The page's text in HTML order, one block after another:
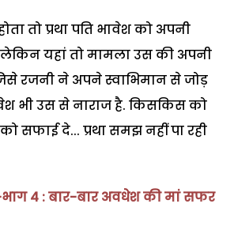
तो प्रथा पति भावेश को अपनी
यहां तो मामला उस की अपनी
रजनी ने अपने स्वाभिमान से जोड़
भी उस से नाराज है. किसकिस को
सफाई दे... प्रथा समझ नहीं पा रही
4 : बार-बार अवधेश की मां सफर